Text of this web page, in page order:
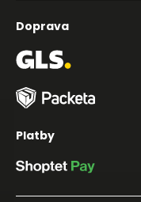
Doprava
Platby